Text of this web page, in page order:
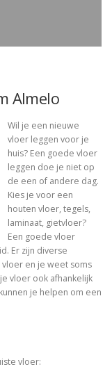
Almelo
Wil je een nieuwe
vloer leggen voor je
huis? Een goede vloer
leggen doe je niet op
de een of andere dag.
Kies je voor een
houten vloer, tegels,
laminaat, gietvloer?
Een goede vloer
Er zijn diverse
en je weet soms
vloer ook afhankelijk
je helpen om een
vloer: